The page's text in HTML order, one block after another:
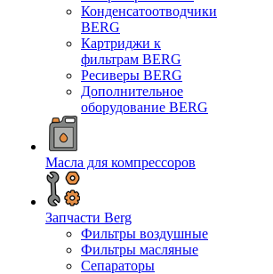
Конденсатоотводчики
BERG
Картриджи к
фильтрам BERG
Ресиверы BERG
Дополнительное
оборудование BERG
Масла для компрессоров
Запчасти Berg
Фильтры воздушные
Фильтры масляные
Сепараторы